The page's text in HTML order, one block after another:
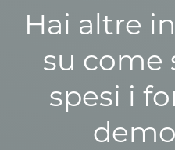
Hai altre
su come
spesi i